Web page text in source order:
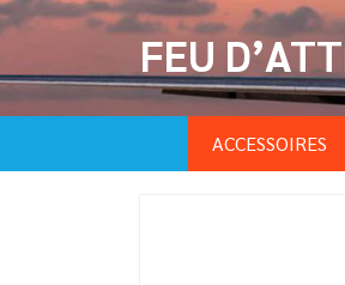
FEU
ACCESSOIRES